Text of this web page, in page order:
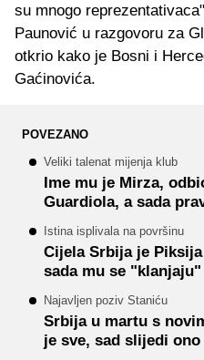
su mnogo
Paunović u razgovoru za
otkrio kako je Bosni i
Gaćinovića.
POVEZANO
Veliki talenat mijenja klub
Ime mu je Mirza,
Guardiola, a sada
Istina isplivala na površinu
Cijela Srbija je
sada mu se
Najavljen poziv Staniću
Srbija u martu s
je sve, sad slijedi